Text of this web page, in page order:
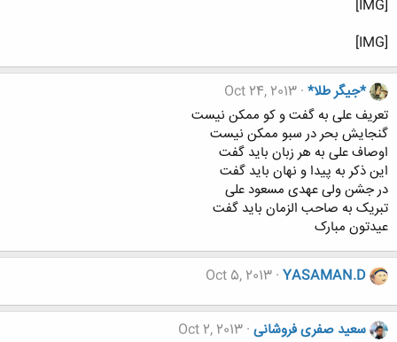
[IMG]
[IMG]
*جیگر طلا* Oct 24, 2013
تعریف علی به گفت و کو ممکن نیست
گنجایش بحر در سبو ممکن نیست
اوصاف علی به هر زبان باید گفت
این ذکر به پیدا و نهان باید گفت
در جشن ولی عهدی مسعود علی
تبریک به صاحب الزمان باید گفت
عیدتون مبارک
YASAMAN.D
Oct 5, 2013
سعید صفری فروشانی Oct 2, 2013